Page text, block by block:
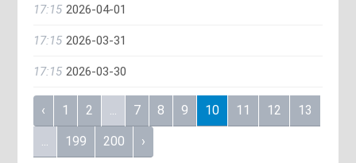
17:15 2026-04-01
17:15 2026-03-31
17:15 2026-03-30
‹ 1 2 ... 7 8 9 10 11 12 13
... 199 200 ›